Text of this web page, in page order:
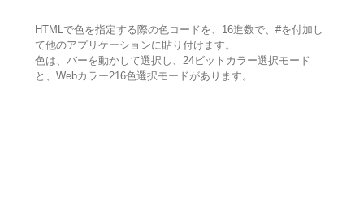
HTMLで色を指定する際の色コードを、16進数で、#を付加し
て他のアプリケーションに貼り付けます。
色は、バーを動かして選択し、24ビットカラー選択モード
と、Webカラー216色選択モードがあります。